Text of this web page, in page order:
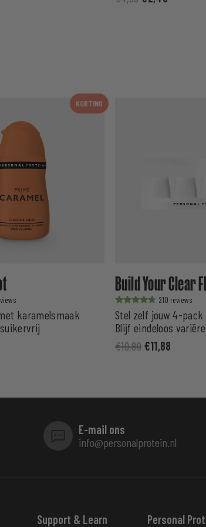
KORTING
karamelsmaak
Build Your Clear
Waardering
uit 5
210
Stel zelf jouw 4-pack
Blijf eindeloos
€19,80 €11,88
E-mail ons
info@personalprotein.nl
Support & Learn Personal